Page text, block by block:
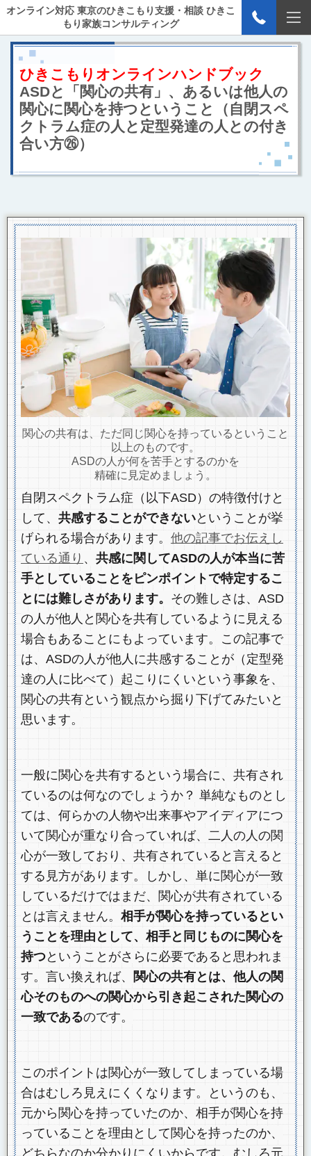
オンライン対応 東京のひきこもり支援・相談 ひきこ
もり家族コンサルティング
ひきこもりオンラインハンドブック
ASDと「関心の共有」、あるいは他人の
関心に関心を持つということ
（自閉スペ
クトラム症の人と定型発達の人との付き
合い方㉖）
関心の共有は、ただ同じ関心を持っているということ
以上のものです。
ASDの人が何を苦手とするのかを
精確に見定めましょう。
自閉スペクトラム症（以下ASD）の特徴付けと
して、 共感することができないということが挙
げられる場合があります。 他の記事でお伝えし
ている通り 、 共感に関してASDの人が本当に苦
手としていることをピンポイントで特定するこ
とには難しさがあります。 その難しさは、ASD
の人が他人と関心を共有しているように見える
場合もあることにもよっています。この記事で
は、ASDの人が他人に共感することが（定型発
達の人に比べて）起こりにくいという事象を、
関心の共有という観点から掘り下げてみたいと
思います。
一般に関心を共有するという場合に、共有され
ているのは何なのでしょうか？ 単純なものとし
ては、何らかの人物や出来事やアイディアにつ
いて関心が重なり合っていれば、二人の人の関
心が一致しており、共有されていると言えると
する見方があります。しかし、単に関心が一致
しているだけではまだ、関心が共有されている
とは言えません。 相手が関心を持っているとい
うことを理由として、相手と同じものに関心を
持つということがさらに必要であると思われま
す。言い換えれば、 関心の共有とは、他人の関
心そのものへの関心から引き起こされた関心の
一致であるのです。
このポイントは関心が一致してしまっている場
合はむしろ見えにくくなります。というのも、
元から関心を持っていたのか、相手が関心を持
っていることを理由として関心を持ったのか、
どちらなのか分かりにくいからです。むしろ元